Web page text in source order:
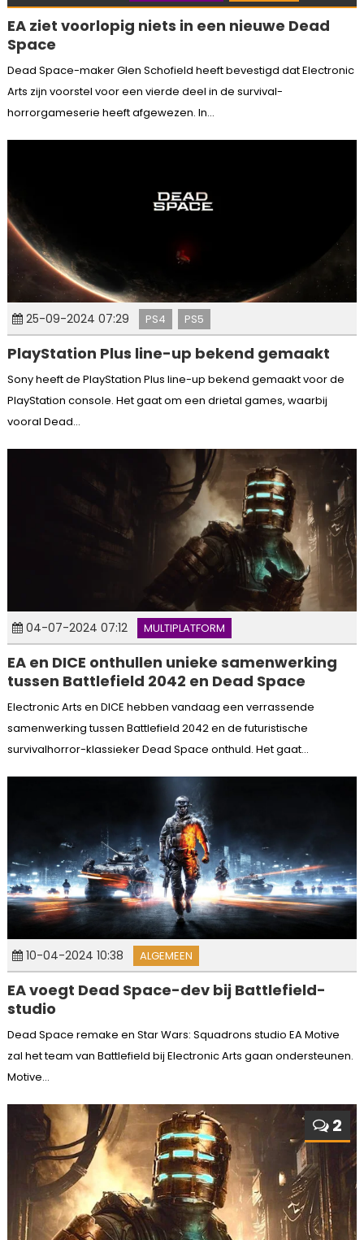
EA ziet voorlopig niets in een nieuwe Dead
Space
Dead Space-maker Glen Schofield heeft bevestigd dat Electronic
Arts zijn voorstel voor een vierde deel in de survival-
horrorgameserie heeft afgewezen. In...
25-09-2024 07:29 PS4 PS5
PlayStation Plus line-up bekend gemaakt
Sony heeft de PlayStation Plus line-up bekend gemaakt voor de
PlayStation console. Het gaat om een drietal games, waarbij
vooral Dead...
04-07-2024 07:12 MULTIPLATFORM
EA en DICE onthullen unieke samenwerking
tussen Battlefield 2042 en Dead Space
Electronic Arts en DICE hebben vandaag een verrassende
samenwerking tussen Battlefield 2042 en de futuristische
survivalhorror-klassieker Dead Space onthuld. Het gaat...
10-04-2024 10:38 ALGEMEEN
EA voegt Dead Space-dev bij Battlefield-
studio
Dead Space remake en Star Wars: Squadrons studio EA Motive
zal het team van Battlefield bij Electronic Arts gaan ondersteunen.
Motive...
2